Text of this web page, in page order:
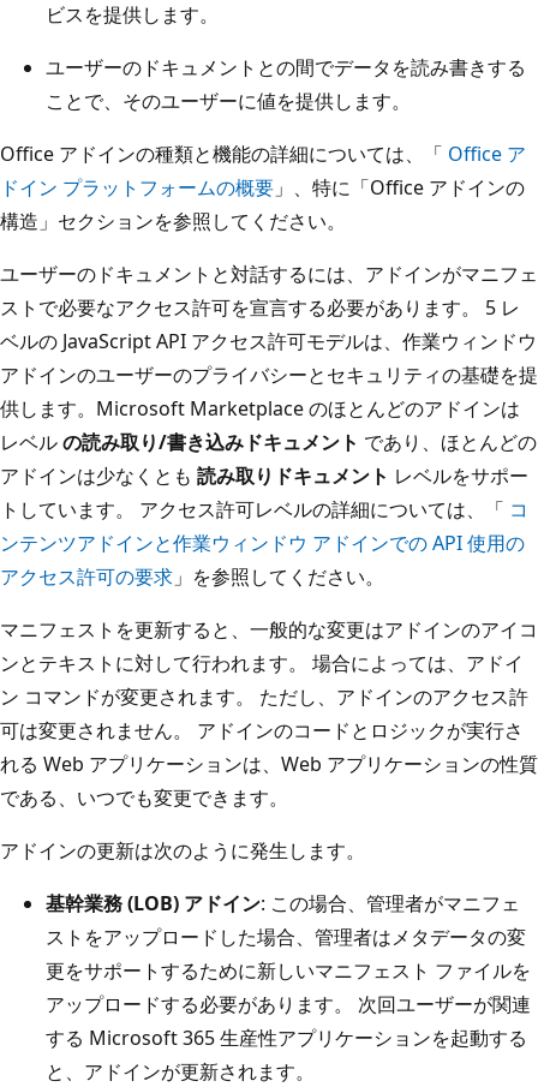
ビスを提供します。
ユーザーのドキュメントとの間でデータを読み書きする
ことで、そのユーザーに値を提供します。
Office アドインの種類と機能の詳細については、「 Office ア
ドイン プラットフォームの概要」、特に「Office アドインの
構造」セクションを参照してください。
ユーザーのドキュメントと対話するには、アドインがマニフェ
ストで必要なアクセス許可を宣言する必要があります。 5 レ
ベルの JavaScript API アクセス許可モデルは、作業ウィンドウ
アドインのユーザーのプライバシーとセキュリティの基礎を提
供します。Microsoft Marketplace のほとんどのアドインは
レベルの読み取り/書き込みドキュメント であり、ほとんどの
アドインは少なくとも 読み取りドキュメント レベルをサポー
トしています。 アクセス許可レベルの詳細については、「 コ
ンテンツアドインと作業ウィンドウ アドインでの API 使用の
アクセス許可の要求」を参照してください。
マニフェストを更新すると、一般的な変更はアドインのアイコ
ンとテキストに対して行われます。 場合によっては、アドイ
ン コマンドが変更されます。 ただし、アドインのアクセス許
可は変更されません。 アドインのコードとロジックが実行さ
れる Web アプリケーションは、Web アプリケーションの性質
である、いつでも変更できます。
アドインの更新は次のように発生します。
基幹業務 (LOB) アドイン: この場合、管理者がマニフェ
ストをアップロードした場合、管理者はメタデータの変
更をサポートするために新しいマニフェスト ファイルを
アップロードする必要があります。 次回ユーザーが関連
する Microsoft 365 生産性アプリケーションを起動する
と、アドインが更新されます。